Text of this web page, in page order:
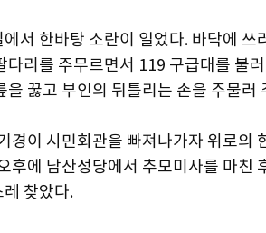
서 한바탕 소란이 일었다. 바닥에 쓰
다리를 주무르면서 119 구급대를 불
을 꿇고 부인의 뒤틀리는 손을 주물러
경이 시민회관을 빠져나가자 위로의
후에 남산성당에서 추모미사를 마친
찾았다.